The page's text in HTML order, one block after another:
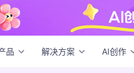
品 解决方案 AI创作